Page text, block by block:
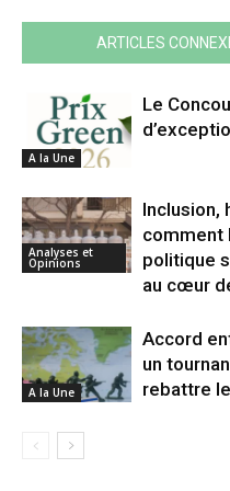
ARTICLES
A la Une
Le
Analyses et
Opinions
Inclusion,
comment
politique
au cœur
A la Une
Accord
un
rebattre